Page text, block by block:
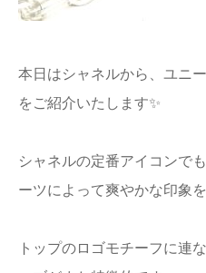
本日はシャネルから、ユニ
をご紹介いたします✨
シャネルの定番アイコンで
ーツによって爽やかな印象
トップのロゴモチーフに連